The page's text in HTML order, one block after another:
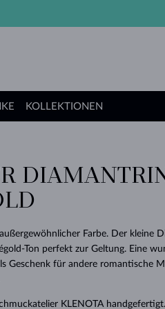
RICHTIGEN
DURCHSEHEN
LIEBE
DURCHSEHEN
GELBGOLD
ROSÉGOLD
ANGEBOT
DURCHSEHEN
TANSANITE
TOPASE
TURMALINE
MOLDAVITESCHÖN
DURCHSEHEN
TURMALINE
MOLDAVITE
MINERALKETTEN
PERLEN ANHÄNGER
SIMPLEN
DURCHSEHEN
PERLEN
DURCHSEHEN
SAPHIRE
SMARAGDE
MOLDAVITE
MINERALIEN
KLENOTA
DURCHSEHEN
SCHENKEN
DURCHSEHEN
KOLLEKTIONEN
DURCHSEHEN
Farbe. Der kleine
Ton perfekt zur Geltung. Eine
Geschenk für andere romantische
KLENOTA